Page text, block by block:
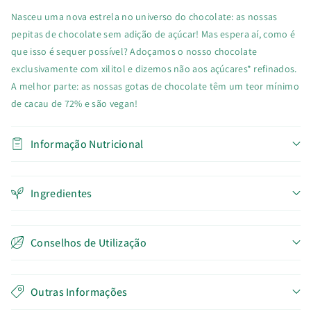
Nasceu uma nova estrela no universo do chocolate: as nossas
pepitas de chocolate sem adição de açúcar! Mas espera aí, como é
que isso é sequer possível? Adoçamos o nosso chocolate
exclusivamente com xilitol e dizemos não aos açúcares* refinados.
A melhor parte: as nossas gotas de chocolate têm um teor mínimo
de cacau de 72% e são vegan!
Informação Nutricional
Ingredientes
Conselhos de Utilização
Outras Informações